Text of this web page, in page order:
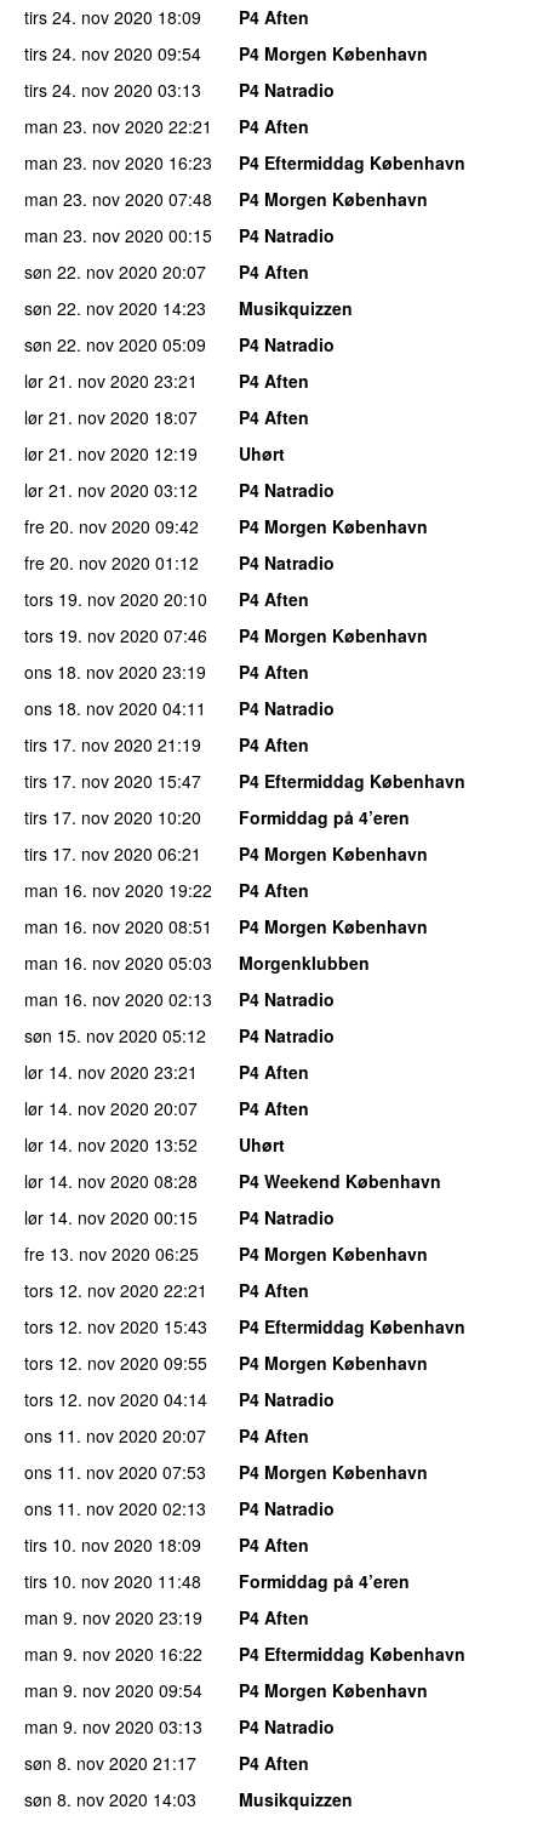
tirs 24. nov 2020 18:09
P4 Aften
tirs 24. nov 2020 09:54
P4 Morgen København
tirs 24. nov 2020 03:13
P4 Natradio
man 23. nov 2020 22:21
P4 Aften
man 23. nov 2020 16:23
P4 Eftermiddag København
man 23. nov 2020 07:48
P4 Morgen København
man 23. nov 2020 00:15
P4 Natradio
søn 22. nov 2020 20:07
P4 Aften
søn 22. nov 2020 14:23
Musikquizzen
søn 22. nov 2020 05:09
P4 Natradio
lør 21. nov 2020 23:21
P4 Aften
lør 21. nov 2020 18:07
P4 Aften
lør 21. nov 2020 12:19
Uhørt
lør 21. nov 2020 03:12
P4 Natradio
fre 20. nov 2020 09:42
P4 Morgen København
fre 20. nov 2020 01:12
P4 Natradio
tors 19. nov 2020 20:10
P4 Aften
tors 19. nov 2020 07:46
P4 Morgen København
ons 18. nov 2020 23:19
P4 Aften
ons 18. nov 2020 04:11
P4 Natradio
tirs 17. nov 2020 21:19
P4 Aften
tirs 17. nov 2020 15:47
P4 Eftermiddag København
tirs 17. nov 2020 10:20
Formiddag på 4’eren
tirs 17. nov 2020 06:21
P4 Morgen København
man 16. nov 2020 19:22
P4 Aften
man 16. nov 2020 08:51
P4 Morgen København
man 16. nov 2020 05:03
Morgenklubben
man 16. nov 2020 02:13
P4 Natradio
søn 15. nov 2020 05:12
P4 Natradio
lør 14. nov 2020 23:21
P4 Aften
lør 14. nov 2020 20:07
P4 Aften
lør 14. nov 2020 13:52
Uhørt
lør 14. nov 2020 08:28
P4 Weekend København
lør 14. nov 2020 00:15
P4 Natradio
fre 13. nov 2020 06:25
P4 Morgen København
tors 12. nov 2020 22:21
P4 Aften
tors 12. nov 2020 15:43
P4 Eftermiddag København
tors 12. nov 2020 09:55
P4 Morgen København
tors 12. nov 2020 04:14
P4 Natradio
ons 11. nov 2020 20:07
P4 Aften
ons 11. nov 2020 07:53
P4 Morgen København
ons 11. nov 2020 02:13
P4 Natradio
tirs 10. nov 2020 18:09
P4 Aften
tirs 10. nov 2020 11:48
Formiddag på 4’eren
man 9. nov 2020 23:19
P4 Aften
man 9. nov 2020 16:22
P4 Eftermiddag København
man 9. nov 2020 09:54
P4 Morgen København
man 9. nov 2020 03:13
P4 Natradio
søn 8. nov 2020 21:17
P4 Aften
søn 8. nov 2020 14:03
Musikquizzen